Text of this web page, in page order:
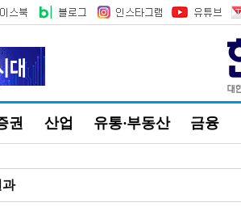
권 산업 유통·부동산 금융
과